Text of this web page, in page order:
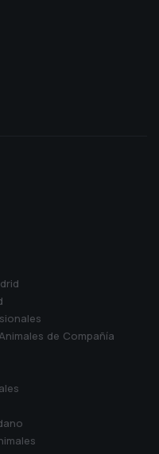
de Compañía